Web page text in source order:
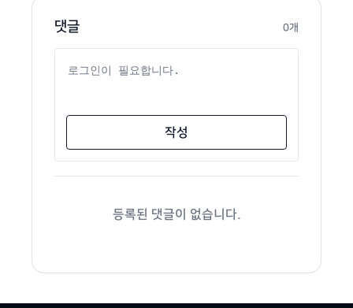
댓글 0개
댓글 내용
작성
등록된 댓글이 없습니다.